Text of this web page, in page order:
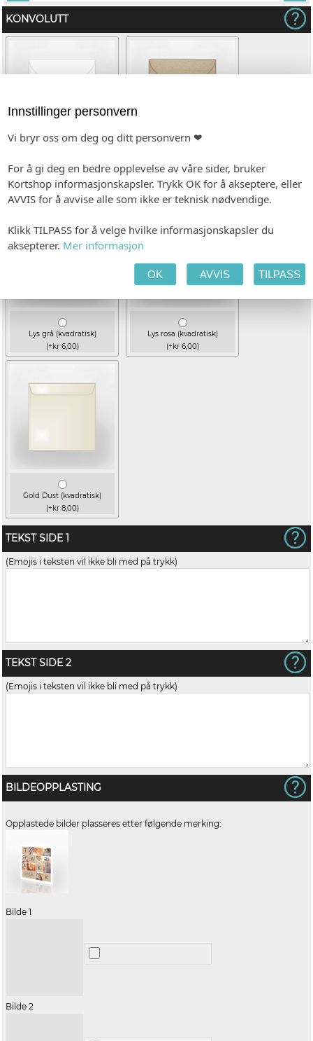
KONVOLUTT
Hvit (kvadratisk)
Kvistpapir (kvadratisk)
(+kr 6,00)
Lys grå (kvadratisk)
(+kr 6,00)
Lys rosa (kvadratisk)
(+kr 6,00)
Gold Dust (kvadratisk)
(+kr 8,00)
TEKST SIDE 1
(Emojis i teksten vil ikke bli med på trykk)
TEKST SIDE 2
(Emojis i teksten vil ikke bli med på trykk)
BILDEOPPLASTING
Opplastede bilder plasseres etter følgende merking:
Bilde 1
Bilde 2
Innstillinger personvern
Vi bryr oss om deg og ditt personvern ❤
For å gi deg en bedre opplevelse av våre sider, bruker
Kortshop informasjonskapsler. Trykk OK for å akseptere, eller
AVVIS for å avvise alle som ikke er teknisk nødvendige.
Klikk TILPASS for å velge hvilke informasjonskapsler du
aksepterer. Mer informasjon
OK AVVIS TILPASS